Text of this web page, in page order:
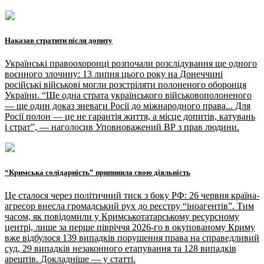
Наказав стратити після допиту
Українські правоохоронці розпочали розслідування ще одного
воєнного злочину: 13 липня цього року на Донеччині
російські військові могли розстріляти полоненого оборонця
України. “Ще одна страта українського військовополоненого
— ще один доказ зневаги Росії до міжнародного права... Для
Росії полон — це не гарантія життя, а місце допитів, катувань
і страт”, — наголосив Уповноважений ВР з прав людини.
“Кримська солідарність” припинила свою діяльність
Це сталося через політичний тиск з боку РФ: 26 червня країна-
агресор внесла громадський рух до реєстру “іноагентів”. Тим
часом, як повідомили у Кримськотатарському ресурсному
центрі, лише за перше півріччя 2026-го в окупованому Криму
вже відбулося 139 випадків порушення права на справедливий
суд, 29 випадків незаконного етапування та 128 випадків
арештів. Докладніше — у статті.